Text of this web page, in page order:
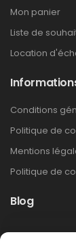
Mon panier
Liste de
Location
Conditions
Politique de
Mentions
Politique de
Blog